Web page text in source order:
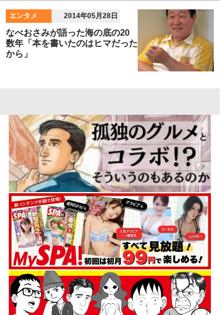
エンタメ 2014年05月28日
なべおさみが語った海の底の20
数年「本を書いたのはヒマだった
から」